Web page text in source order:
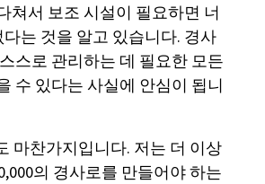
쳐서 보조 시설이 필요하면 너
는 것을 알고 있습니다. 경사
스로 관리하는 데 필요한 모든
수 있다는 사실에 안심이 됩니
마찬가지입니다. 저는 더 이상
의 경사로를 만들어야 하는